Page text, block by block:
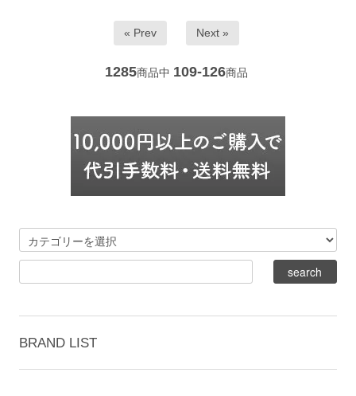
« Prev Next »
1285商品中 109-126商品
BRAND LIST